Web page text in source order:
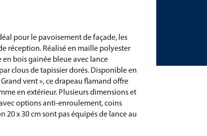
pour le pavoisement de façade, les
réception. Réalisé en maille polyester
en bois gainée bleue avec lance
clous de tapissier dorés. Disponible en
vent », ce drapeau flamand offre
en extérieur. Plusieurs dimensions et
options anti-enroulement, coins
x 30 cm sont pas équipés de lance au